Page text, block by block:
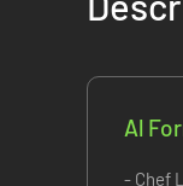
Al
- Chef